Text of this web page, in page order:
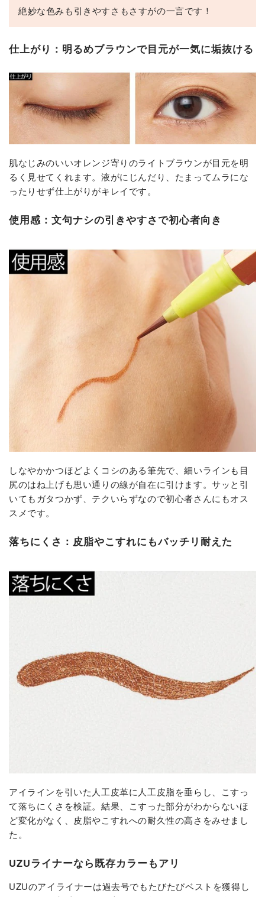
絶妙な色みも引きやすさもさすがの一言です！
仕上がり：明るめブラウンで目元が一気に垢抜ける
肌なじみのいいオレンジ寄りのライトブラウンが目元を明
るく見せてくれます。液がにじんだり、たまってムラにな
ったりせず仕上がりがキレイです。
使用感：文句ナシの引きやすさで初心者向き
しなやかかつほどよくコシのある筆先で、細いラインも目
尻のはね上げも思い通りの線が自在に引けます。サッと引
いてもガタつかず、テクいらずなので初心者さんにもオス
スメです。
落ちにくさ：皮脂やこすれにもバッチリ耐えた
アイラインを引いた人工皮革に人工皮脂を垂らし、こすっ
て落ちにくさを検証。結果、こすった部分がわからないほ
ど変化がなく、皮脂やこすれへの耐久性の高さをみせまし
た。
UZUライナーなら既存カラーもアリ
UZUのアイライナーは過去号でもたびたびベストを獲得し